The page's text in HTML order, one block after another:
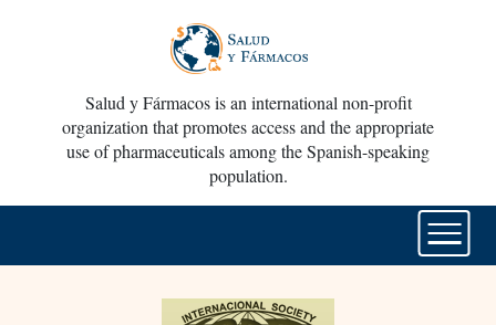
Salud y Fármacos is an international non-profit
organization that promotes access and the appropriate
use of pharmaceuticals among the Spanish-speaking
population.